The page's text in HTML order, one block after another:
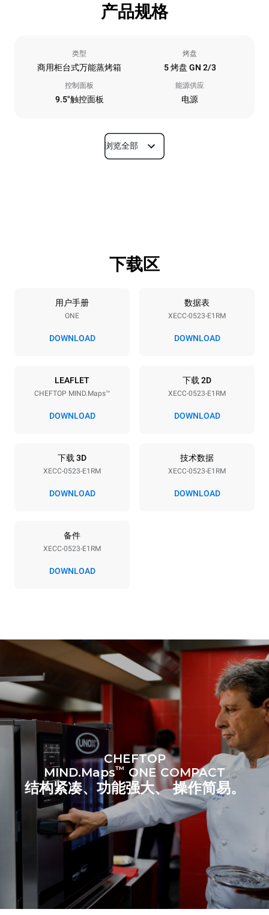
产品规格
类型
商用柜台式万能蒸烤箱
烤盘
5 烤盘 GN 2/3
控制面板
9.5"触控面板
能源供应
电源
尺寸
烤盘规格
5 GN 2/3
烤盘间距
电压
380-415V 3N~ / 220-240V
3~ / 220-240V 1N~
功率
5,15 kW
50 / 60 Hz 不包括
20.7 kWh/天
1次满载烘烤土豆
3次满载蒸汽烹饪
180°C空烤箱2小时
1次长时清洗
1次中时清洗
浏览全部
下载区
用户手册
ONE
DOWNLOAD
数据表
XECC-0523-E1RM
DOWNLOAD
LEAFLET
CHEFTOP MIND.Maps™
DOWNLOAD
下载 2D
XECC-0523-E1RM
DOWNLOAD
下载 3D
XECC-0523-E1RM
DOWNLOAD
技术数据
XECC-0523-E1RM
DOWNLOAD
备件
XECC-0523-E1RM
DOWNLOAD
CHEFTOP
MIND.Maps™ ONE COMPACT
结构紧凑、功能强大、 操作简易。